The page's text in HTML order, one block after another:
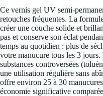
Ce vernis gel UV semi-
retouches fréquentes. La
créer une couche solide et
pas et conserve son éclat
temps au quotidien : plus de
votre manucure tous les 3
substances controversées
une utilisation régulière sans
offre environ 25 à 30
économie significative